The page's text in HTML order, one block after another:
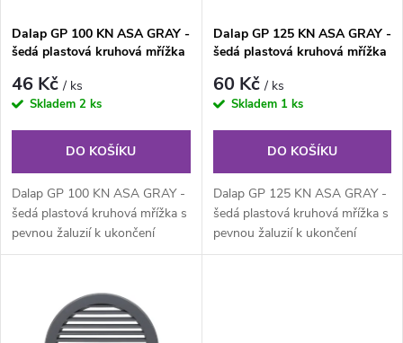
p
r
o
d
u
s
p
r
d
u
Dalap GP 100 KN ASA GRAY -
šedá plastová kruhová mřížka
46 Kč/ ks
Skladem 2 ks
DO KOŠÍKU
Dalap GP 100 KN ASA GRAY -
šedá plastová kruhová mřížka s
pevnou žaluzií k ukončení
vzduchovodu.
Dalap GP 125 KN ASA GRAY -
šedá plastová kruhová mřížka
60 Kč/ ks
Skladem 1 ks
DO KOŠÍKU
Dalap GP 125 KN ASA GRAY -
šedá plastová kruhová mřížka s
pevnou žaluzií k ukončení
vzduchovodu.